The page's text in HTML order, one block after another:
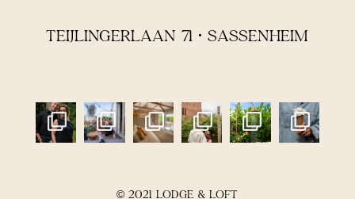
TEIJLINGERLAAN 71 • SASSENHEIM
© 2021 LODGE & LOFT